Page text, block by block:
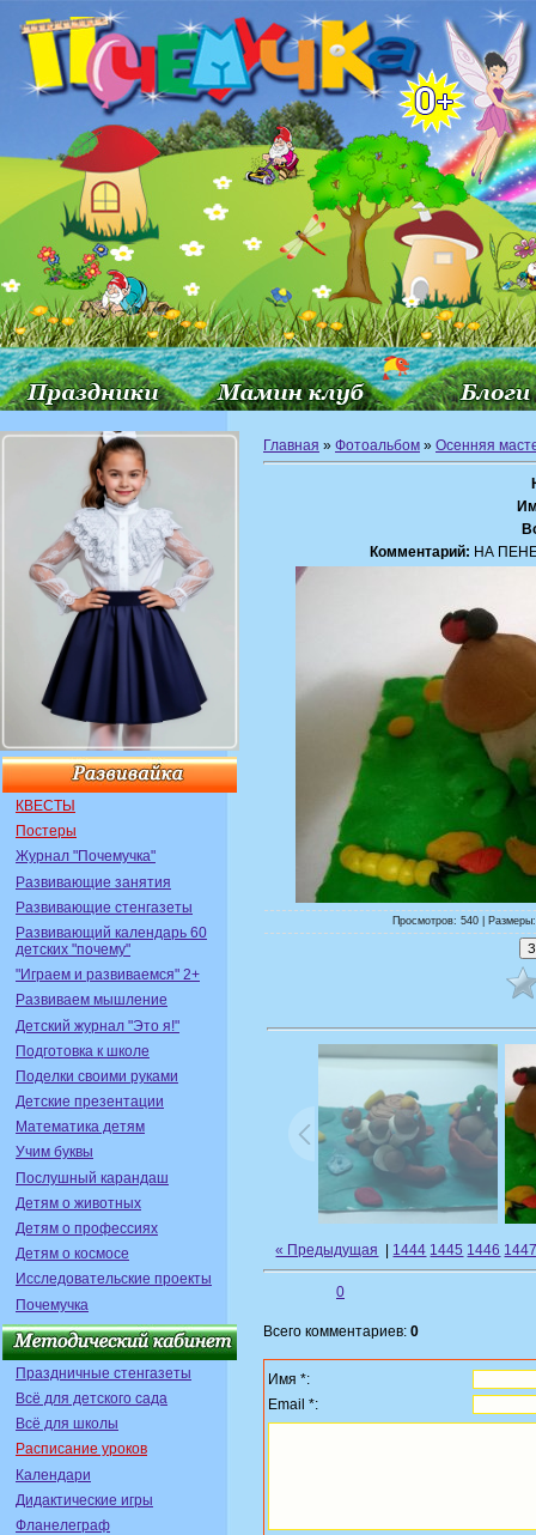
КВЕСТЫ
Постеры
Журнал "Почемучка"
Развивающие занятия
Развивающие стенгазеты
Развивающий календарь 60
детских "почему"
"Играем и развиваемся" 2+
Развиваем мышление
Детский журнал "Это я!"
Подготовка к школе
Поделки своими руками
Детские презентации
Математика детям
Учим буквы
Послушный карандаш
Детям о животных
Детям о профессиях
Детям о космосе
Исследовательские проекты
Почемучка
Праздничные стенгазеты
Всё для детского сада
Всё для школы
Расписание уроков
Календари
Дидактические игры
Фланелеграф
Главная » Фотоальбом » Осенняя
Комментарий: НА
Просмотров: 540 |
« Предыдущая 1444 1445 1446
0
Всего комментариев: 0
Имя *:
Email *: